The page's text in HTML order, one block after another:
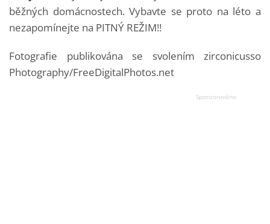
běžných domácnostech. Vybavte se proto na léto a
nezapomínejte na PITNÝ REŽIM!!
Fotografie publikována se svolením zirconicusso
Photography/FreeDigitalPhotos.net